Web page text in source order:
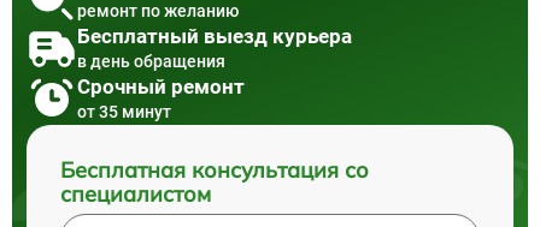
ремонт по желанию
Бесплатный выезд курьера
в день обращения
Срочный ремонт
от 35 минут
Бесплатная консультация со
специалистом